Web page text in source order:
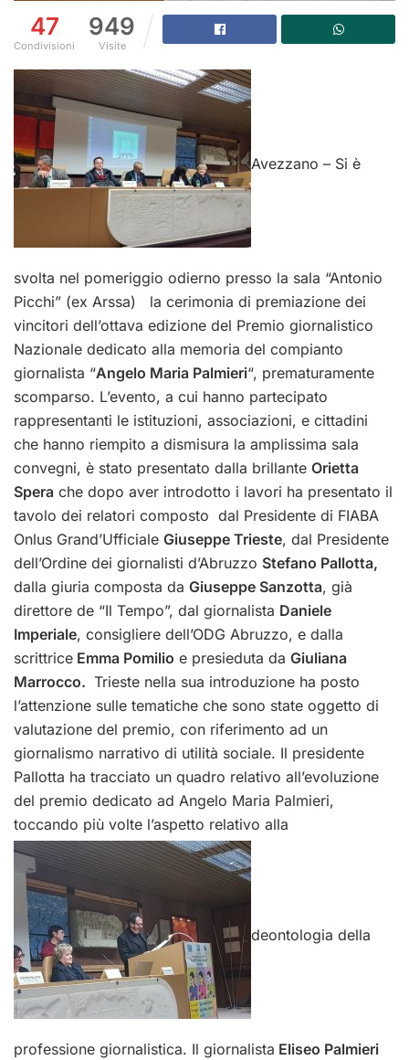
47
Condivisioni
949
Visite
Avezzano – Si è
svolta nel pomeriggio odierno presso la sala “Antonio
Picchi” (ex Arssa) la cerimonia di premiazione dei
vincitori dell’ottava edizione del Premio giornalistico
Nazionale dedicato alla memoria del compianto
giornalista “Angelo Maria Palmieri“, prematuramente
scomparso. L’evento, a cui hanno partecipato
rappresentanti le istituzioni, associazioni, e cittadini
che hanno riempito a dismisura la amplissima sala
convegni, è stato presentato dalla brillante Orietta
Spera che dopo aver introdotto i lavori ha presentato il
tavolo dei relatori composto dal Presidente di FIABA
Onlus Grand’Ufficiale Giuseppe Trieste, dal Presidente
dell’Ordine dei giornalisti d’Abruzzo Stefano Pallotta,
dalla giuria composta da Giuseppe Sanzotta, già
direttore de “Il Tempo”, dal giornalista Daniele
Imperiale, consigliere dell’ODG Abruzzo, e dalla
scrittrice Emma Pomilio e presieduta da Giuliana
Marrocco. Trieste nella sua introduzione ha posto
l’attenzione sulle tematiche che sono state oggetto di
valutazione del premio, con riferimento ad un
giornalismo narrativo di utilità sociale. Il presidente
Pallotta ha tracciato un quadro relativo all’evoluzione
del premio dedicato ad Angelo Maria Palmieri,
toccando più volte l’aspetto relativo alla
deontologia della
professione giornalistica. Il giornalista Eliseo Palmieri